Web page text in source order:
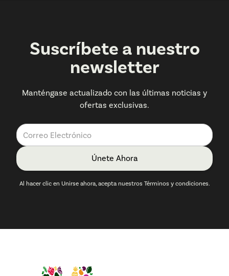
Suscríbete a nuestro
newsletter
Manténgase actualizado con las últimas noticias y
ofertas exclusivas.
Al hacer clic en Unirse ahora, acepta nuestros Términos y condiciones.